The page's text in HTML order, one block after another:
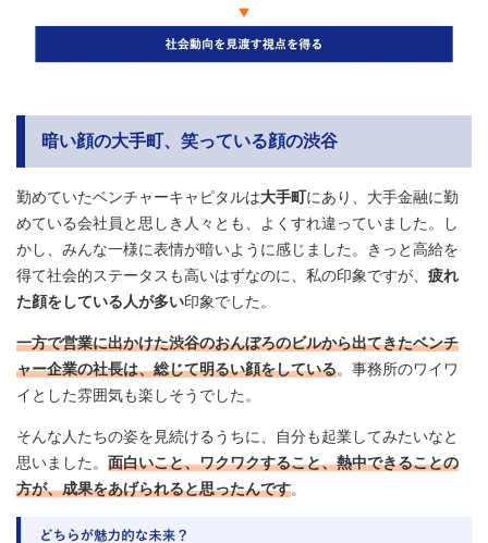
暗い顔の大手町、笑っている顔の渋谷
勤めていたベンチャーキャピタルは大手町にあり、大手金融に勤
めている会社員と思しき人々とも、よくすれ違っていました。し
かし、みんな一様に表情が暗いように感じました。きっと高給を
得て社会的ステータスも高いはずなのに、私の印象ですが、 疲れ
た顔をしている人が多い印象でした。
一方で営業に出かけた渋谷のおんぼろのビルから出てきたベンチ
ャー企業の社長は、総じて明るい顔をしている。事務所のワイワ
イとした雰囲気も楽しそうでした。
そんな人たちの姿を見続けるうちに、自分も起業してみたいなと
思いました。 面白いこと、ワクワクすること、熱中できることの
方が、成果をあげられると思ったんです。